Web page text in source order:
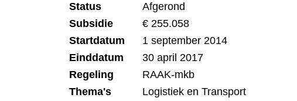
Status
Afgerond
Subsidie
€ 255.058
Startdatum
1 september 2014
Einddatum
30 april 2017
Regeling
RAAK-mkb
Thema's
Logistiek en Transport